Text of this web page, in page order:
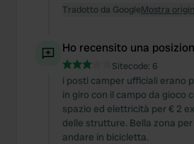
Tradotto da GoogleMostra
Ho recensito una
Sitecode: 6
i posti camper ufficiali erano
in giro con il campo da gioco
spazio ed elettricità per € 2
delle strutture. Bella zona
andare in bicicletta.